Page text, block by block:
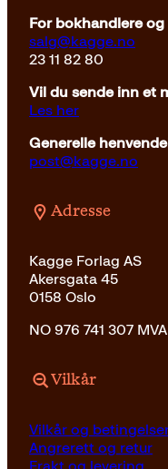
For bokhandlere
salg@kagge.no
23 11 82 80
Vil du sende inn et
Les her
Generelle
post@kagge.no
Adresse
Kagge Forlag AS
Akersgata 45
0158 Oslo
NO 976 741 307 MVA
Vilkår
Vilkår og
Angrerett og retur